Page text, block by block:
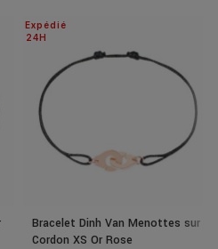
24H
Expédié
Bracelet Dinh Van Menottes sur
Cordon XS Or Rose